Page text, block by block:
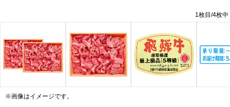
1枚目/4枚中
※画像はイメージです。